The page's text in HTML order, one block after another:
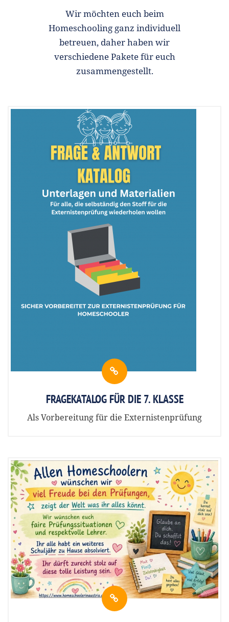
Wir möchten euch beim
Homeschooling ganz individuell
betreuen, daher haben wir
verschiedene Pakete für euch
zusammengestellt.
FRAGEKATALOG FÜR DIE 7. KLASSE
Als Vorbereitung für die Externistenprüfung